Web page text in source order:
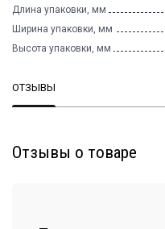
Длина упаковки, мм
Ширина упаковки, мм
Высота упаковки, мм
ОТЗЫВЫ
Отзывы о товаре